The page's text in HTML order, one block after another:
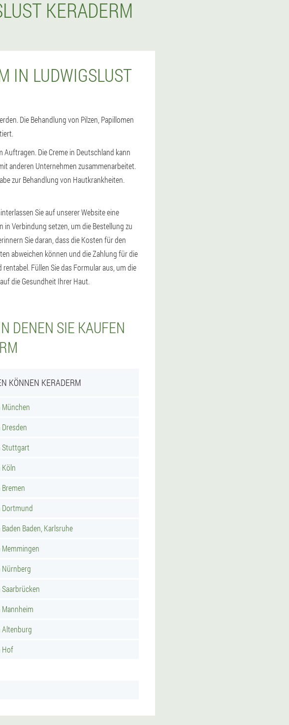
KERADERM
IN LUDWIGSLUST
Die Behandlung von Pilzen, Papillomen
Die Creme in Deutschland kann
anderen Unternehmen zusammenarbeitet.
zur Behandlung von Hautkrankheiten.
Sie auf unserer Website eine
Verbindung setzen, um die Bestellung zu
Sie daran, dass die Kosten für den
abweichen können und die Zahlung für die
Füllen Sie das Formular aus, um die
die Gesundheit Ihrer Haut.
DENEN SIE KAUFEN
KÖNNEN KERADERM
München
Stuttgart
Köln
Dortmund
Baden, Karlsruhe
Nürnberg
Altenburg
Hof